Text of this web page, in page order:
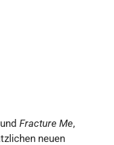
und Fracture Me,
neuen